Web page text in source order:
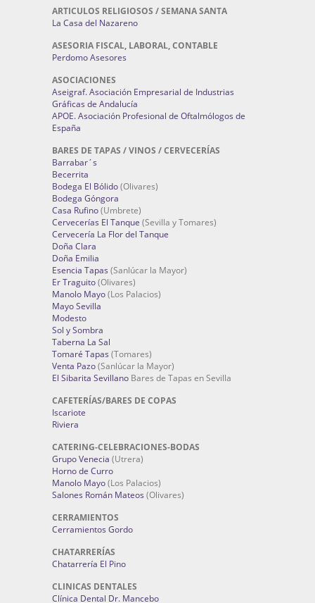
ARTICULOS RELIGIOSOS / SEMANA SANTA
La Casa del Nazareno
ASESORIA FISCAL, LABORAL, CONTABLE
Perdomo Asesores
ASOCIACIONES
Aseigraf. Asociación Empresarial de Industrias
Gráficas de Andalucía
APOE. Asociación Profesional de Oftalmólogos de
España
BARES DE TAPAS / VINOS / CERVECERÍAS
Barrabar´s
Becerrita
Bodega El Bólido(Olivares)
Bodega Góngora
Casa Rufino(Umbrete)
Cervecerías El Tanque (Sevilla y Tomares)
Cervecería La Flor del Tanque
Doña Clara
Doña Emilia
Esencia Tapas (Sanlúcar la Mayor)
Er Traguito(Olivares)
Manolo Mayo(Los Palacios)
Mayo Sevilla
Modesto
Sol y Sombra
Taberna La Sal
Tomaré Tapas (Tomares)
Venta Pazo(Sanlúcar la Mayor)
El Sibarita Sevillano Bares de Tapas en Sevilla
CAFETERÍAS/BARES DE COPAS
Iscariote
Riviera
CATERING-CELEBRACIONES-BODAS
Grupo Venecia (Utrera)
Horno de Curro
Manolo Mayo(Los Palacios)
Salones Román Mateos (Olivares)
CERRAMIENTOS
Cerramientos Gordo
CHATARRERÍAS
Chatarrería El Pino
CLINICAS DENTALES
Clínica Dental Dr. Mancebo